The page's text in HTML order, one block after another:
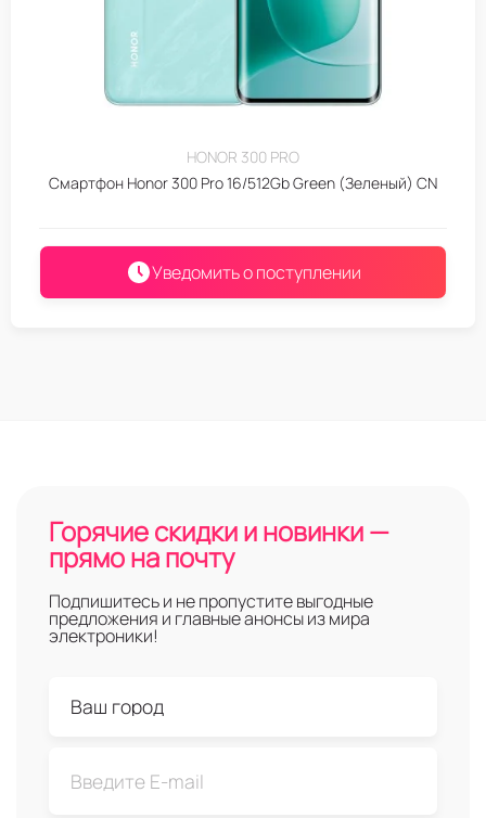
HONOR 300 PRO
Смартфон Honor 300 Pro 16/512Gb Green (Зеленый) CN
Уведомить о поступлении
Горячие скидки и новинки —
прямо на почту
Подпишитесь и не пропустите выгодные
предложения и главные анонсы из мира
электроники!